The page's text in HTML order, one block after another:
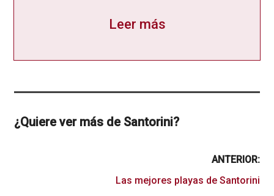
Leer más
¿Quiere ver más de Santorini?
ANTERIOR:
Las mejores playas de Santorini